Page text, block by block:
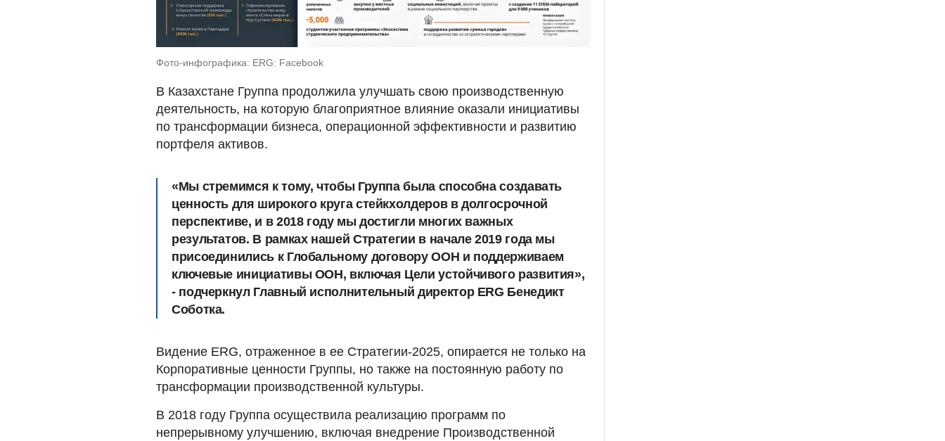
Фото-инфографика: ERG: Facebook
В Казахстане Группа продолжила улучшать свою производственную
деятельность, на которую благоприятное влияние оказали инициативы
по трансформации бизнеса, операционной эффективности и развитию
портфеля активов.
«Мы стремимся к тому, чтобы Группа была способна создавать
ценность для широкого круга стейкхолдеров в долгосрочной
перспективе, и в 2018 году мы достигли многих важных
результатов. В рамках нашей Стратегии в начале 2019 года мы
присоединились к Глобальному договору ООН и поддерживаем
ключевые инициативы ООН, включая Цели устойчивого развития»,
- подчеркнул Главный исполнительный директор ERG Бенедикт
Соботка.
Видение ERG, отраженное в ее Стратегии-2025, опирается не только на
Корпоративные ценности Группы, но также на постоянную работу по
трансформации производственной культуры.
В 2018 году Группа осуществила реализацию программ по
непрерывному улучшению, включая внедрение Производственной